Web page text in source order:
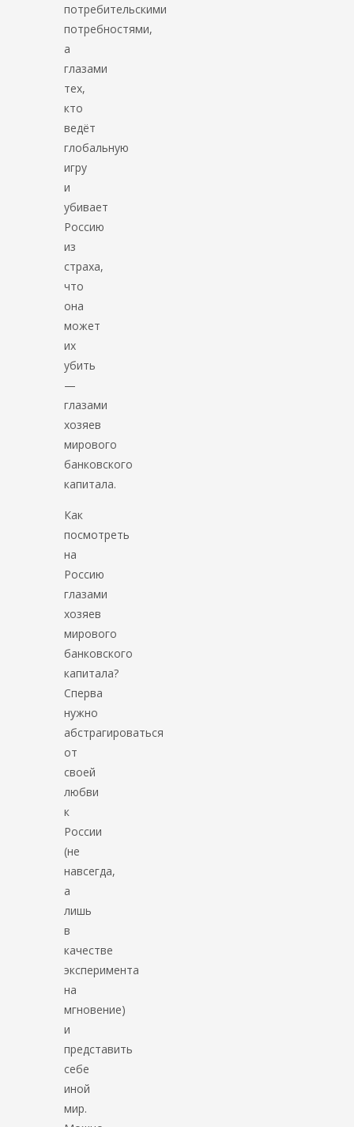
потребительскими
потребностями,
а
глазами
тех,
кто
ведёт
глобальную
игру
и
убивает
Россию
из
страха,
что
она
может
их
убить
—
глазами
хозяев
мирового
банковского
капитала.
Как
посмотреть
на
Россию
глазами
хозяев
мирового
банковского
капитала?
Сперва
нужно
абстрагироваться
от
своей
любви
к
России
(не
навсегда,
а
лишь
в
качестве
эксперимента
на
мгновение)
и
представить
себе
иной
мир.